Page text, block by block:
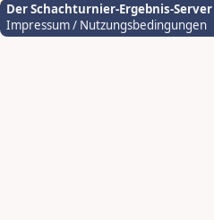
Der Schachturnier-Ergebnis-Server
Impressum / Nutzungsbedingungen